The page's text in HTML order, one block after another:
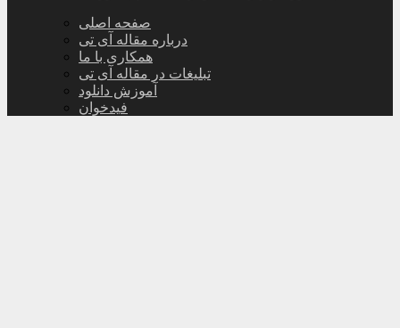
صفحه اصلی
درباره مقاله آی تی
همکاری با ما
تبلیغات در مقاله آی تی
آموزش دانلود
فیدخوان